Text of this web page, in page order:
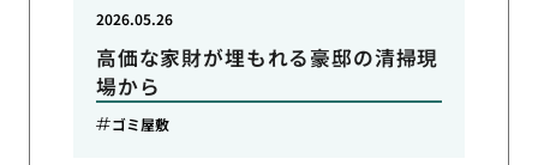
高価な家財が埋もれる豪邸の清掃現
場から
2026.05.26
ゴミ屋敷